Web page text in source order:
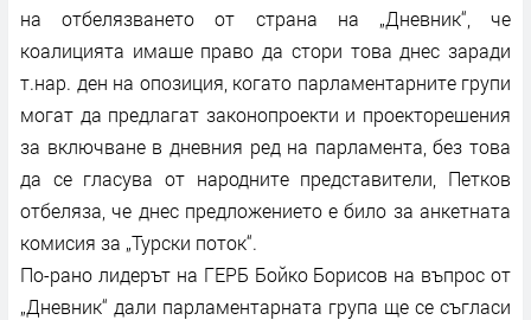
на отбелязването от страна на „Дневник“, че
коалицията имаше право да стори това днес заради
т.нар. ден на опозиция, когато парламентарните групи
могат да предлагат законопроекти и проекторешения
за включване в дневния ред на парламента, без това
да се гласува от народните представители, Петков
отбеляза, че днес предложението е било за анкетната
комисия за „Турски поток“.
По-рано лидерът на ГЕРБ Бойко Борисов на въпрос от
„Дневник“ дали парламентарната група ще се съгласи